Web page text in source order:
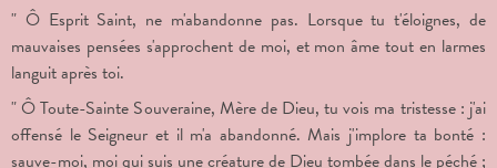
" Ô Esprit Saint, ne m'abandonne pas. Lorsque tu t'éloignes, de
mauvaises pensées s'approchent de moi, et mon âme tout en larmes
languit après toi.
" Ô Toute-Sainte Souveraine, Mère de Dieu, tu vois ma tristesse : j'ai
offensé le Seigneur et il m'a abandonné. Mais j'implore ta bonté :
sauve-moi, moi qui suis une créature de Dieu tombée dans le péché ;